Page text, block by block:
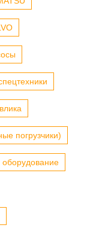
погрузчики)